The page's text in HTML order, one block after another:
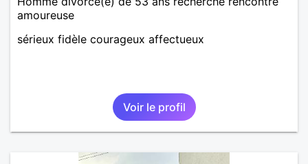
amoureuse
sérieux fidèle courageux affectueux
Voir le profil